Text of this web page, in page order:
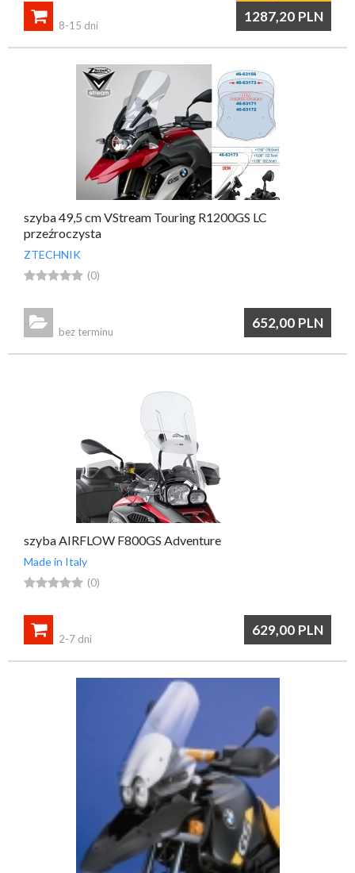
1287,20 PLN

8-15 dni
szyba 49,5 cm VStream Touring R1200GS LC
przeźroczysta
ZTECHNIK
 (0)
652,00 PLN

bez terminu
szyba AIRFLOW F800GS Adventure
Made in Italy
 (0)
629,00 PLN

2-7 dni